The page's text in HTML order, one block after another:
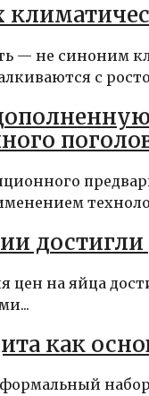
— не синоним
с
цен на яйца
как